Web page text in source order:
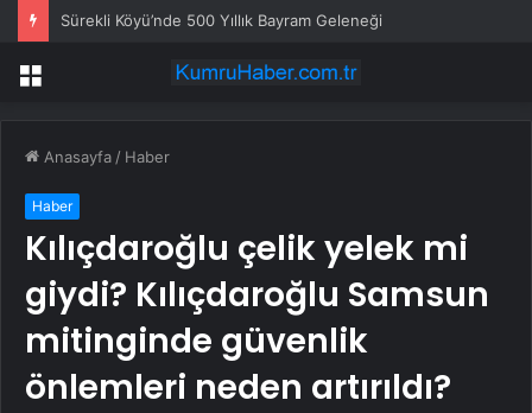
Sürekli Köyü’nde 500 Yıllık Bayram Geleneği
Menü
Anasayfa / Haber
Haber
Kılıçdaroğlu çelik yelek mi
giydi? Kılıçdaroğlu Samsun
mitinginde güvenlik
önlemleri neden artırıldı?